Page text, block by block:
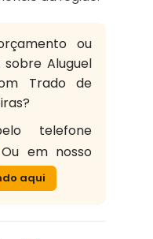
ou
Aluguel
Trado de
telefone
Ou em nosso
aqui